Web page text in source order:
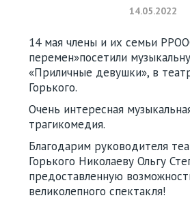
14.05.2022
14 мая члены и их семьи
перемен»посетили
«Приличные девушки», в
Горького.
Очень интересная
трагикомедия.
Благодарим руководителя
Горького Николаеву Ольгу
предоставленную
великолепного спектакля!